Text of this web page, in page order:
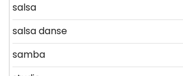
salsa
salsa danse
samba